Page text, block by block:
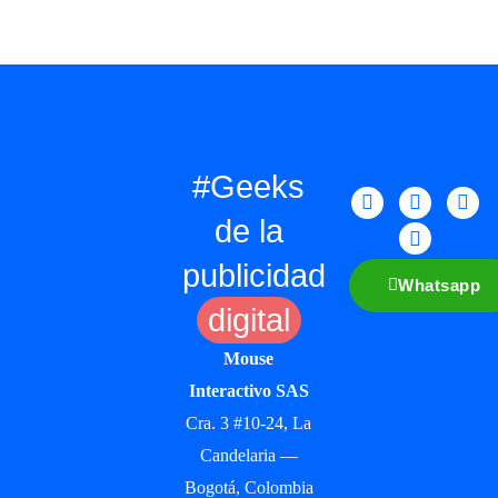
#Geeks
de la
publicidad
digital
Mouse
Interactivo SAS
Cra. 3 #10-24, La
Candelaria —
Bogotá, Colombia
Whatsapp